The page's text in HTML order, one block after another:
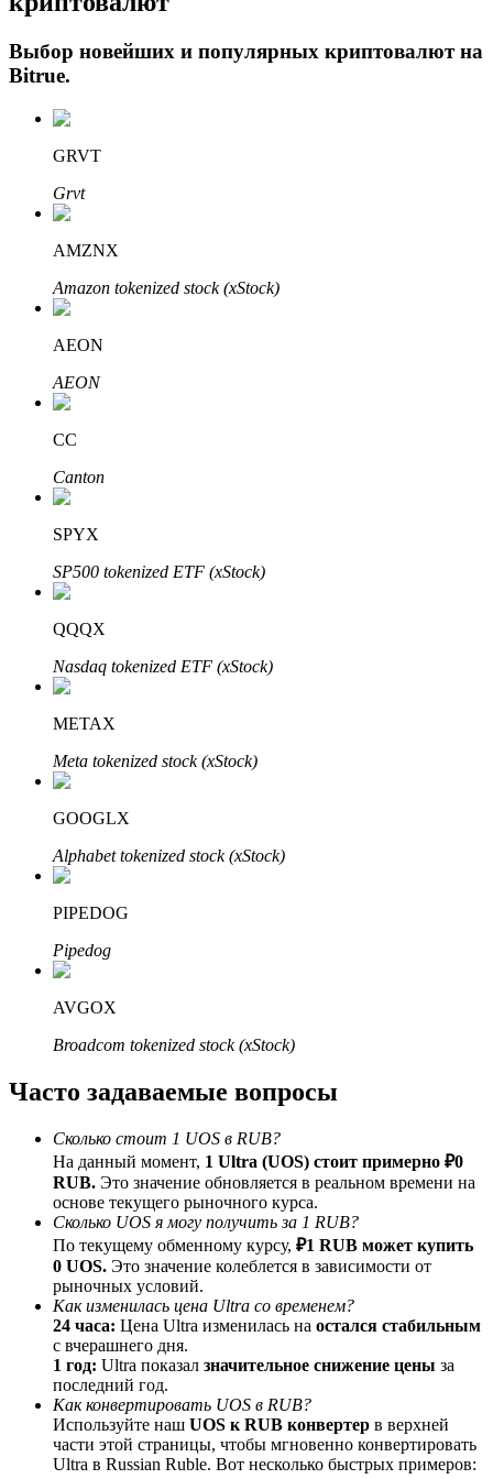
Авто Инвест
Получите долгосрочную прибыль и гибкие проценты
Изучите стейкинг
Партнеры Bitrue
До 65% комиссии!
Реферал
Пригласите друга, чтобы получить денежные
вознаграждения
BTC Welcome Rewards
Выбор новейших и популярных криптовалют на
Bitrue.
GRVT
Grvt
AMZNX
Amazon tokenized stock (xStock)
AEON
AEON
CC
Canton
SPYX
SP500 tokenized ETF (xStock)
QQQX
Nasdaq tokenized ETF (xStock)
METAX
Meta tokenized stock (xStock)
GOOGLX
Alphabet tokenized stock (xStock)
PIPEDOG
Pipedog
AVGOX
Broadcom tokenized stock (xStock)
Часто задаваемые вопросы
Сколько стоит 1 UOS в RUB?
На данный момент, 1 Ultra (UOS) стоит примерно ₽0
RUB. Это значение обновляется в реальном времени на
основе текущего рыночного курса.
Сколько UOS я могу получить за 1 RUB?
По текущему обменному курсу, ₽1 RUB может купить
0 UOS. Это значение колеблется в зависимости от
рыночных условий.
Как изменилась цена Ultra со временем?
24 часа: Цена Ultra изменилась на остался стабильным
с вчерашнего дня.
1 год: Ultra показал значительное снижение цены за
последний год.
Как конвертировать UOS в RUB?
Используйте наш UOS к RUB конвертер в верхней
части этой страницы, чтобы мгновенно конвертировать
Ultra в Russian Ruble. Вот несколько быстрых примеров: